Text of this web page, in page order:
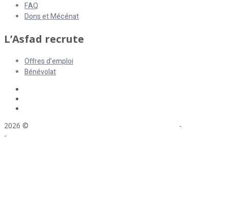
FAQ
Dons et Mécénat
L’Asfad recrute
Offres d’emploi
Bénévolat
2026 © -
-